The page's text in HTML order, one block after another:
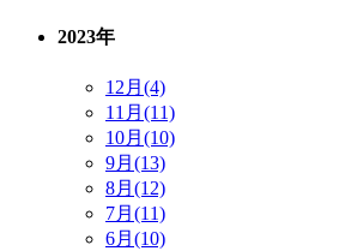
2023年
12月(4)
11月(11)
10月(10)
9月(13)
8月(12)
7月(11)
6月(10)